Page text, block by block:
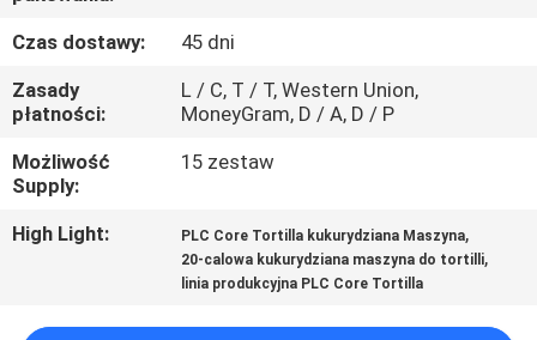
JAKOŚCI
SKONTAKTUJ
SIĘ
Z
NAMI
POPROŚ
Czas dostawy:
45 dni
Zasady
płatności:
L / C, T / T, Western Union,
MoneyGram, D / A, D / P
Możliwość
Supply:
15 zestaw
High Light: PLC Core Tortilla kukurydziana Maszyna,
20-calowa kukurydziana maszyna do tortilli,
linia produkcyjna PLC Core Tortilla